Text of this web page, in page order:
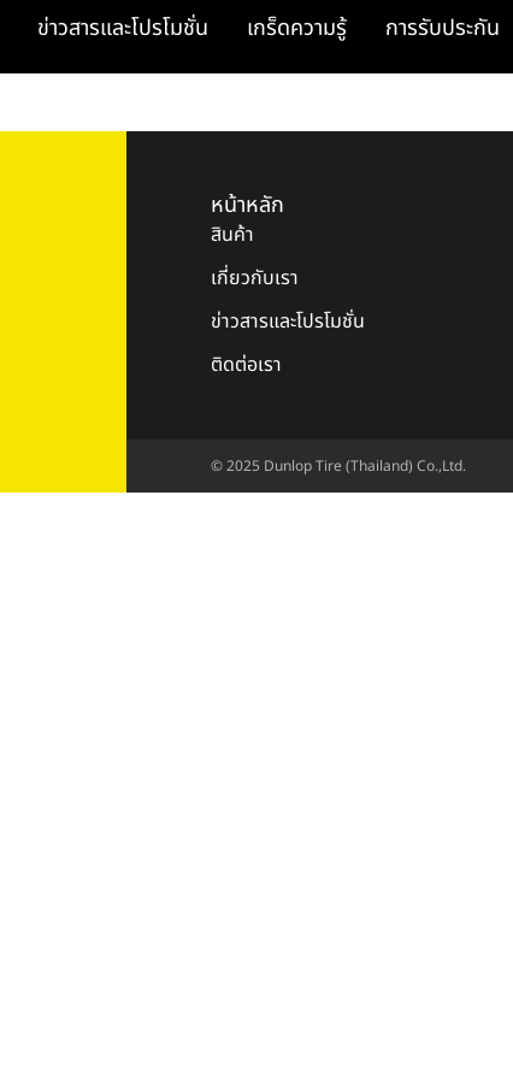
ข่าวสารและโปรโมชั่น เกร็ดความรู้ การรับประกัน
หน้าหลัก
สินค้า
เกี่ยวกับเรา
ข่าวสารและโปรโมชั่น
ติดต่อเรา
© 2025 Dunlop Tire (Thailand) Co.,Ltd.